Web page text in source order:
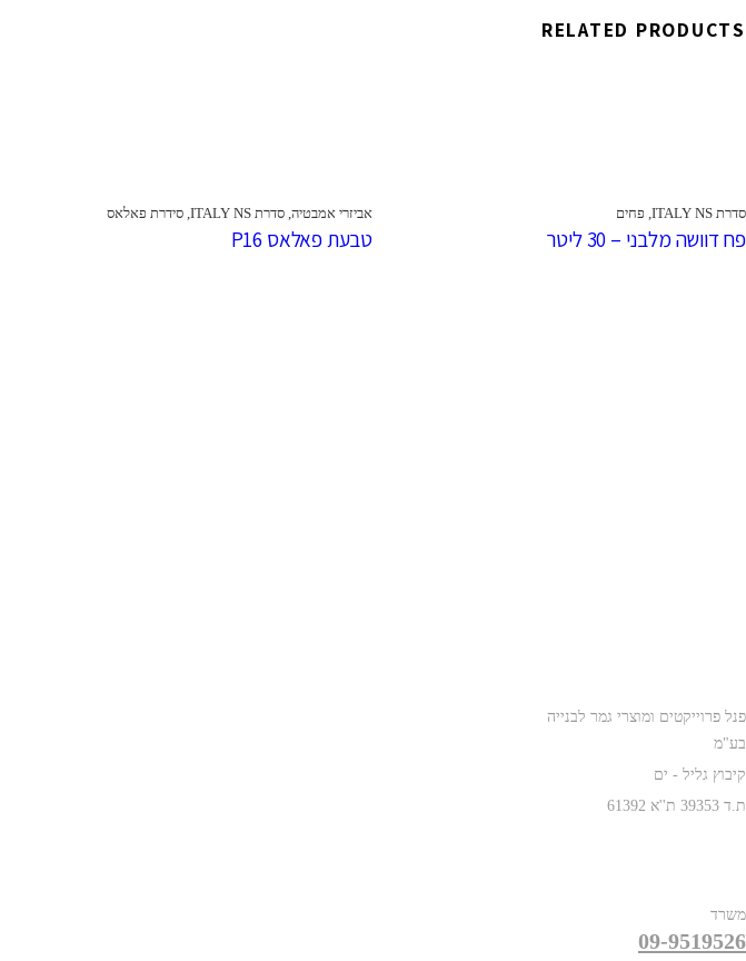
RELATED PRODUCTS
סדרת ITALY NS פחים
פח דוושה מלבני – 30 ליטר
אביזרי אמבטיה סדרת ITALY NS סידרת פאלאס
טבעת פאלאס P16
פנל פרוייקטים ומוצרי גמר לבנייה
בע"מ
קיבוץ גליל - ים
ת.ד 39353 ת''א 61392
משרד
09-9519526